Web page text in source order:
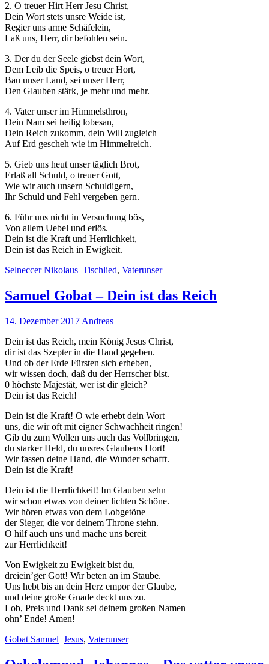
2. O treuer Hirt Herr Jesu Christ,
Dein Wort stets unsre Weide ist,
Regier uns arme Schäfelein,
Laß uns, Herr, dir befohlen sein.
3. Der du der Seele giebst dein Wort,
Dem Leib die Speis, o treuer Hort,
Bau unser Land, sei unser Herr,
Den Glauben stärk, je mehr und mehr.
4. Vater unser im Himmelsthron,
Dein Nam sei heilig lobesan,
Dein Reich zukomm, dein Will zugleich
Auf Erd gescheh wie im Himmelreich.
5. Gieb uns heut unser täglich Brot,
Erlaß all Schuld, o treuer Gott,
Wie wir auch unsern Schuldigern,
Ihr Schuld und Fehl vergeben gern.
6. Führ uns nicht in Versuchung bös,
Von allem Uebel und erlös.
Dein ist die Kraft und Herrlichkeit,
Dein ist das Reich in Ewigkeit.
Selneccer Nikolaus Tischlied, Vaterunser
Samuel Gobat – Dein ist das Reich
14. Dezember 2017 Andreas
Dein ist das Reich, mein König Jesus Christ,
dir ist das Szepter in die Hand gegeben.
Und ob der Erde Fürsten sich erheben,
wir wissen doch, daß du der Herrscher bist.
0 höchste Majestät, wer ist dir gleich?
Dein ist das Reich!
Dein ist die Kraft! O wie erhebt dein Wort
uns, die wir oft mit eigner Schwachheit ringen!
Gib du zum Wollen uns auch das Vollbringen,
du starker Held, du unsres Glaubens Hort!
Wir fassen deine Hand, die Wunder schafft.
Dein ist die Kraft!
Dein ist die Herrlichkeit! Im Glauben sehn
wir schon etwas von deiner lichten Schöne.
Wir hören etwas von dem Lobgetöne
der Sieger, die vor deinem Throne stehn.
O hilf auch uns und mache uns bereit
zur Herrlichkeit!
Von Ewigkeit zu Ewigkeit bist du,
dreiein’ger Gott! Wir beten an im Staube.
Uns hebt bis an dein Herz empor der Glaube,
und deine große Gnade deckt uns zu.
Lob, Preis und Dank sei deinem großen Namen
ohn’ Ende! Amen!
Gobat Samuel Jesus, Vaterunser